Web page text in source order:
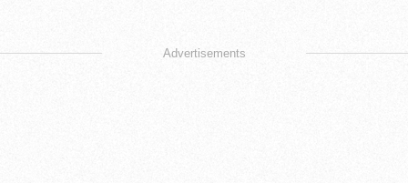
Advertisements